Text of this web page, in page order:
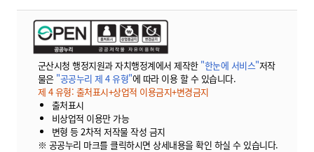
군산시청 행정지원과 자치행정계에서 제작한 "한눈에 서비스"저작
물은 "공공누리 제 4 유형"에 따라 이용 할 수 있습니다.
제 4 유형: 출처표시+상업적 이용금지+변경금지
출처표시
비상업적 이용만 가능
변형 등 2차적 저작물 작성 금지
※ 공공누리 마크를 클릭하시면 상세내용을 확인 하실 수 있습니다.